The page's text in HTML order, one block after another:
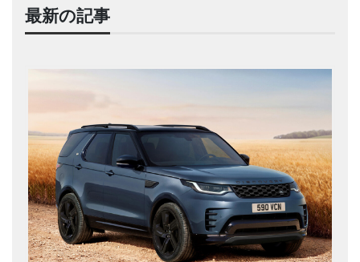
最新の記事